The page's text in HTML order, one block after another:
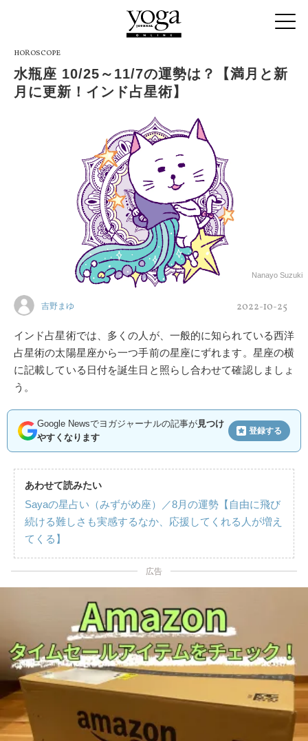
HOROSCOPE
水瓶座 10/25～11/7の運勢は？【満月と新
月に更新！インド占星術】
Nanayo Suzuki
吉野まゆ 2022-10-25
インド占星術では、多くの人が、一般的に知られている西洋
占星術の太陽星座から一つ手前の星座にずれます。星座の横
に記載している日付を誕生日と照らし合わせて確認しましょ
う。
Google Newsでヨガジャーナルの記事が見つけ
やすくなります
登録する
あわせて読みたい
Sayaの星占い（みずがめ座）／8月の運勢【自由に飛び
続ける難しさも実感するなか、応援してくれる人が増え
てくる】
広告